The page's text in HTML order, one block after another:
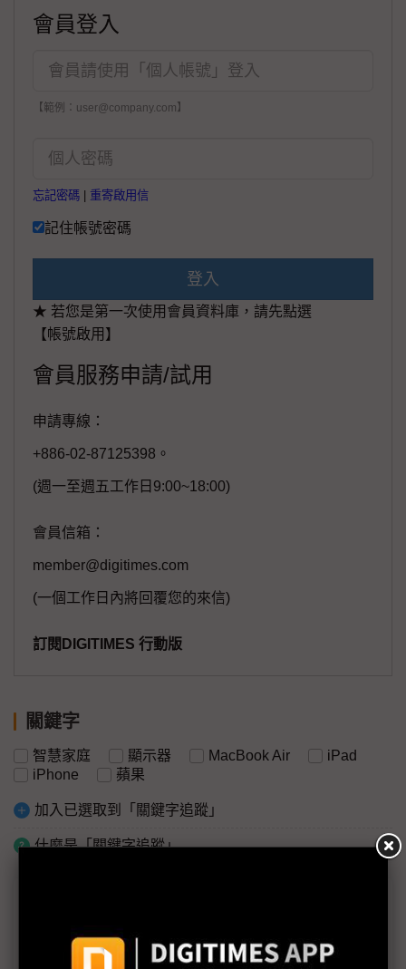
會員登入
【範例：user@company.com】
忘記密碼 重寄啟用信
記住帳號密碼
登入
★ 若您是第一次使用會員資料庫，請先點選
【帳號啟用】
會員服務申請/試用
申請專線：
+886-02-87125398。
(週一至週五工作日9:00~18:00)
會員信箱：
member@digitimes.com
(一個工作日內將回覆您的來信)
訂閱DIGITIMES 行動版
關鍵字
智慧家庭 顯示器 MacBook Air
iPad
iPhone
蘋果
加入已選取到「關鍵字追蹤」
什麼是「關鍵字追蹤」
何以蘋果放緩越南腳步 卻加快印度布局？